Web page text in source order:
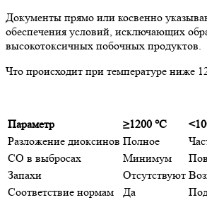
Документы прямо или косвенно
обеспечения условий, исключающих
высокотоксичных побочных продуктов.
Что происходит при температуре ниже
Параметр ≥1200 °C
Разложение диоксинов Полное
CO в выбросах
Минимум
Запахи
Отсутствуют
Соответствие нормам
Да